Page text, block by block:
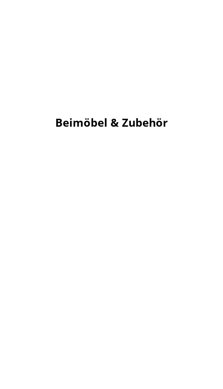
Beimöbel & Zubehör